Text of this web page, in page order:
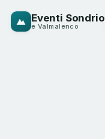
Eventi Sondrio
e Valmalenco